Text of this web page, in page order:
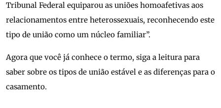
Tribunal Federal equiparou as uniões homoafetivas aos
relacionamentos entre heterossexuais, reconhecendo este
tipo de união como um núcleo familiar”.
Agora que você já conhece o termo, siga a leitura para
saber sobre os tipos de união estável e as diferenças para o
casamento.